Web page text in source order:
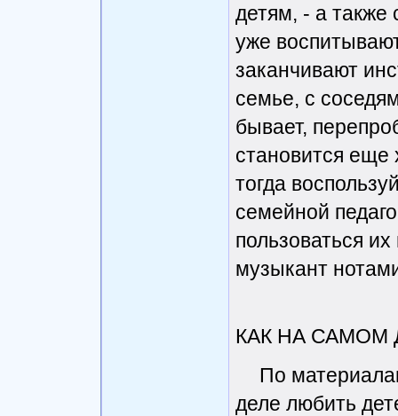
детям, - а также
уже
заканчивают
семье, с
бывает,
становится еще
тогда
семейной
пользоваться
музыкант
КАК НА САМОМ
По
деле любить